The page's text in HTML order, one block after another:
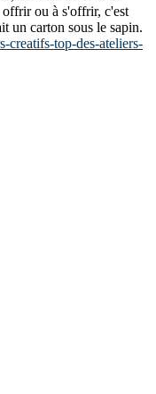
offrir ou à s'offrir, c'est
un carton sous le sapin.
creatifs-top-des-ateliers-